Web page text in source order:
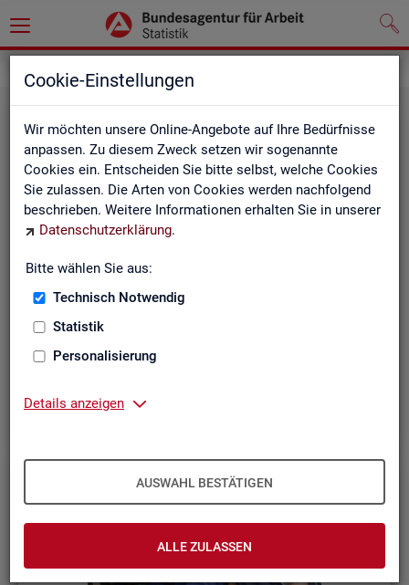
Cookie-Einstellungen
Wir möchten unsere Online-Angebote auf Ihre Bedürfnisse
anpassen. Zu diesem Zweck setzen wir sogenannte
Cookies ein. Entscheiden Sie bitte selbst, welche Cookies
Sie zulassen. Die Arten von Cookies werden nachfolgend
beschrieben. Weitere Informationen erhalten Sie in unserer
Datenschutzerklärung.
Bitte wählen Sie aus:
Technisch Notwendig
Statistik
Personalisierung
Details anzeigen
AUSWAHL BESTÄTIGEN
ALLE ZULASSEN
Un­ter­be­schäf­ti­gung
Wie viele Menschen suchen Arbeit oder haben
Beschäftigungsverhältnis fehlt?